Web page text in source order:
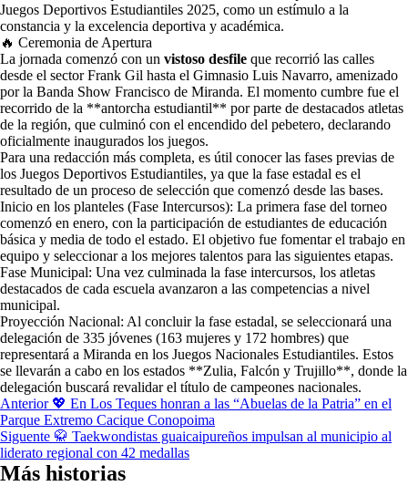
Juegos Deportivos Estudiantiles 2025, como un estímulo a la
constancia y la excelencia deportiva y académica.
🔥 Ceremonia de Apertura
La jornada comenzó con un vistoso desfile que recorrió las calles
desde el sector Frank Gil hasta el Gimnasio Luis Navarro, amenizado
por la Banda Show Francisco de Miranda. El momento cumbre fue el
recorrido de la **antorcha estudiantil** por parte de destacados atletas
de la región, que culminó con el encendido del pebetero, declarando
oficialmente inaugurados los juegos.
Para una redacción más completa, es útil conocer las fases previas de
los Juegos Deportivos Estudiantiles, ya que la fase estadal es el
resultado de un proceso de selección que comenzó desde las bases.
Inicio en los planteles (Fase Intercursos): La primera fase del torneo
comenzó en enero, con la participación de estudiantes de educación
básica y media de todo el estado. El objetivo fue fomentar el trabajo en
equipo y seleccionar a los mejores talentos para las siguientes etapas.
Fase Municipal: Una vez culminada la fase intercursos, los atletas
destacados de cada escuela avanzaron a las competencias a nivel
municipal.
Proyección Nacional: Al concluir la fase estadal, se seleccionará una
delegación de 335 jóvenes (163 mujeres y 172 hombres) que
representará a Miranda en los Juegos Nacionales Estudiantiles. Estos
se llevarán a cabo en los estados **Zulia, Falcón y Trujillo**, donde la
delegación buscará revalidar el título de campeones nacionales.
Navegación
de
entradas
Anterior💖 En Los Teques honran a las “Abuelas de la Patria” en el
Parque Extremo Cacique Conopoima
Siguente 🥋 Taekwondistas guaicaipureños impulsan al municipio al
liderato regional con 42 medallas
Más historias